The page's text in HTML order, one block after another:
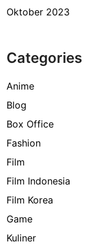
Oktober 2023
Categories
Anime
Blog
Box Office
Fashion
Film
Film Indonesia
Film Korea
Game
Kuliner